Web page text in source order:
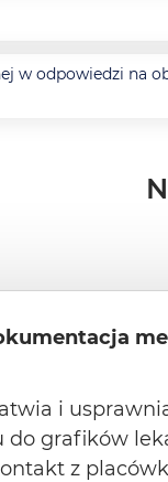
w odpowiedzi na
i
do grafików
z